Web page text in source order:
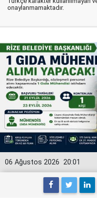
onaylanmamaktadır.
20:01
06 Ağustos 2026